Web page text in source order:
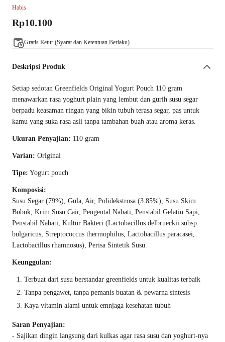
Habis
Rp10.100
Gratis Retur (Syarat dan Ketentuan Berlaku)
Deskripsi Produk
Setiap sedotan Greenfields Original Yogurt Pouch 110 gram
menawarkan rasa yoghurt plain yang lembut dan gurih susu segar
berpadu keasaman ringan yang bikin tubuh terasa segar, pas untuk
kamu yang suka rasa asli tanpa tambahan buah atau aroma keras.
Ukuran Penyajian: 110 gram
Varian: Original
Tipe: Yogurt pouch
Komposisi:
Susu Segar (79%), Gula, Air, Polidekstrosa (3.85%), Susu Skim
Bubuk, Krim Susu Cair, Pengental Nabati, Penstabil Gelatin Sapi,
Penstabil Nabati, Kultur Bakteri (Lactobacillus delbrueckii subsp.
bulgaricus, Streptococcus thermophilus, Lactobacillus paracasei,
Lactobacillus rhamnosus), Perisa Sintetik Susu.
Keunggulan:
Terbuat dari susu berstandar greenfields untuk kualitas terbaik
Tanpa pengawet, tanpa pemanis buatan & pewarna sintesis
Kaya vitamin alami untuk emnjaga kesehatan tubuh
Saran Penyajian:
- Sajikan dingin langsung dari kulkas agar rasa susu dan yoghurt-nya